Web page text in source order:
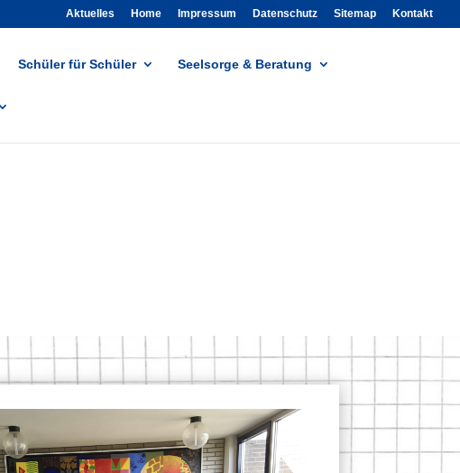
Aktuelles Home Impressum Datenschutz Sitemap Kontakt
Schüler für Schüler Seelsorge & Beratung